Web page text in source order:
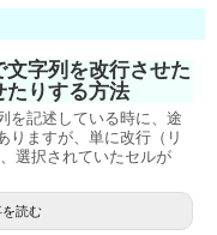
字列を改行させた
たりする方法
を記述している時に、途
りますが、単に改行（リ
選択されていたセルが
読む